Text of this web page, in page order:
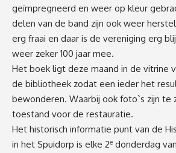
geïmpregneerd en weer op kleur
delen van de band zijn ook weer
erg fraai en daar is de vereniging erg
weer zeker 100 jaar mee.
Het boek ligt deze maand in de vitrine
de bibliotheek zodat een ieder het
bewonderen. Waarbij ook foto`s zijn te
toestand voor de restauratie.
Het historisch informatie punt van de
in het Spuidorp is elke 2e donderdag